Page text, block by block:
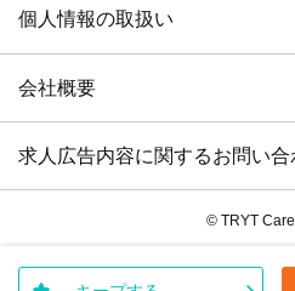
個人情報の取扱い
会社概要
求人広告内容に関するお問い合
© TRYT